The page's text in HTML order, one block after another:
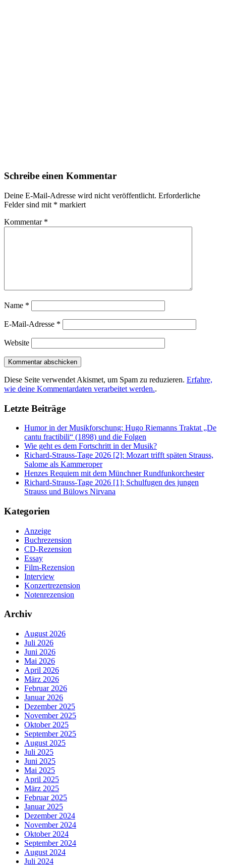
Schreibe einen Kommentar
Deine E-Mail-Adresse wird nicht veröffentlicht. Erforderliche
Felder sind mit * markiert
Kommentar *
Name *
E-Mail-Adresse *
Website
Diese Seite verwendet Akismet, um Spam zu reduzieren. Erfahre,
wie deine Kommentardaten verarbeitet werden..
Letzte Beiträge
Humor in der Musikforschung: Hugo Riemanns Traktat „De
cantu fractibili“ (1898) und die Folgen
Wie geht es dem Fortschritt in der Musik?
Richard-Strauss-Tage 2026 [2]: Mozart trifft späten Strauss,
Salome als Kammeroper
Henzes Requiem mit dem Münchner Rundfunkorchester
Richard-Strauss-Tage 2026 [1]: Schulfugen des jungen
Strauss und Bülows Nirvana
Kategorien
Anzeige
Buchrezension
CD-Rezension
Essay
Film-Rezension
Interview
Konzertrezension
Notenrezension
Archiv
August 2026
Juli 2026
Juni 2026
Mai 2026
April 2026
März 2026
Februar 2026
Januar 2026
Dezember 2025
November 2025
Oktober 2025
September 2025
August 2025
Juli 2025
Juni 2025
Mai 2025
April 2025
März 2025
Februar 2025
Januar 2025
Dezember 2024
November 2024
Oktober 2024
September 2024
August 2024
Juli 2024